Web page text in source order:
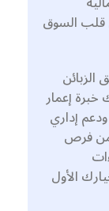
السوق
خبرة إعمار
إداري
من فرص
الأول